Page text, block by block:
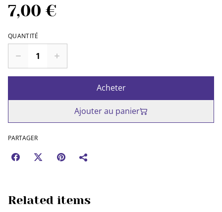
7,00 €
QUANTITÉ
Acheter
Ajouter au panier
PARTAGER
Related items